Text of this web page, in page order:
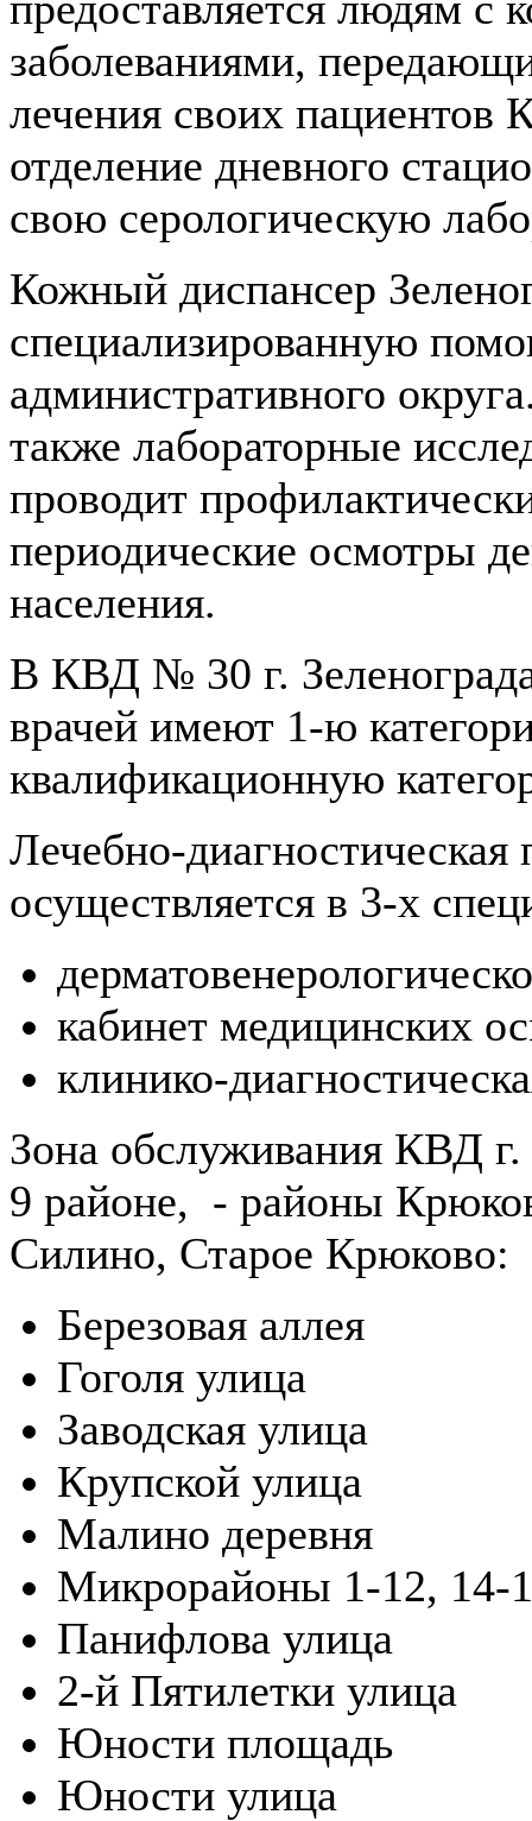
заболеваниями,
лечения своих
отделение дневного
свою серологическую
Кожный диспансер
специализированную
административного
также лабораторные
проводит
периодические осмотры
населения.
В КВД № 30 г.
врачей имеют 1-ю
квалификационную
Лечебно-
осуществляется в 3-х
кабинет медицинских
клинико-
Зона обслуживания КВД г.
9 районе, - районы
Силино, Старое Крюково:
Березовая аллея
Гоголя улица
Заводская улица
Крупской улица
Малино деревня
Микрорайоны 1-12, 14-
Панифлова улица
2-й Пятилетки улица
Юности площадь
Юности улица